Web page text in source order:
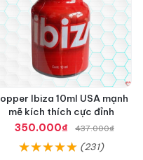
Ibiza 10ml USA mạnh
mẽ kích thích cực đỉnh
350.000₫
437.000₫
(231)